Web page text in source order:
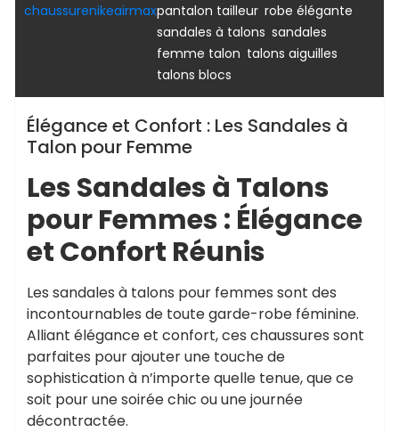
chaussurenikeairmaxpantalon tailleur robe élégante
sandales à talons sandales
femme talon talons aiguilles
talons blocs
Élégance et Confort : Les Sandales à
Talon pour Femme
Les Sandales à Talons
pour Femmes : Élégance
et Confort Réunis
Les sandales à talons pour femmes sont des
incontournables de toute garde-robe féminine.
Alliant élégance et confort, ces chaussures sont
parfaites pour ajouter une touche de
sophistication à n’importe quelle tenue, que ce
soit pour une soirée chic ou une journée
décontractée.